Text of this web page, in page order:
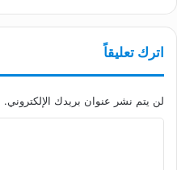
اترك تعليقاً
لن يتم نشر عنوان بريدك الإلكتروني.